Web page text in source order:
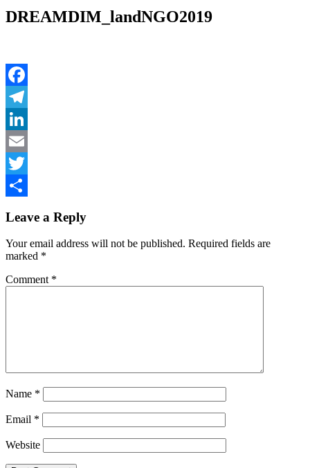
DREAMDIM_landNGO2019
Facebook
Telegram
LinkedIn
Email
Twitter
Leave a Reply
Your email address will not be published. Required fields are
marked *
Comment *
Name *
Email *
Website